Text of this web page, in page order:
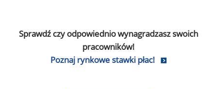
Sprawdź czy odpowiednio wynagradzasz swoich
pracowników!
Poznaj rynkowe stawki płac!